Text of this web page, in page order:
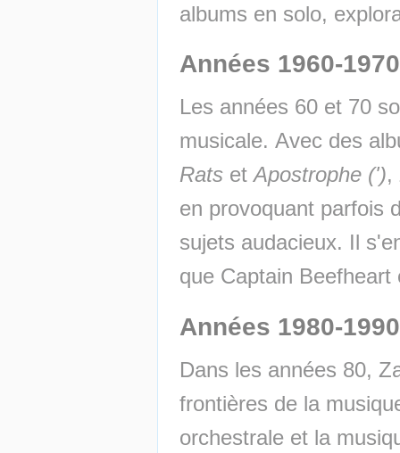
albums en solo,
Années 1960-1970
Les années 60 et 70
musicale. Avec des
Rats et Apostrophe ('),
en provoquant parfois
sujets audacieux. Il
que Captain
Années 1980-1990
Dans les années 80,
frontières de la
orchestrale et la